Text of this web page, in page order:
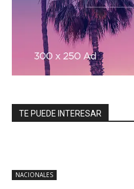
TE PUEDE INTERESAR